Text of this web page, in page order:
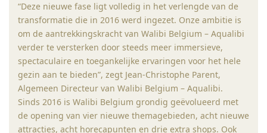
“Deze nieuwe fase ligt volledig in het verlengde van de
transformatie die in 2016 werd ingezet. Onze ambitie is
om de aantrekkingskracht van Walibi Belgium – Aqualibi
verder te versterken door steeds meer immersieve,
spectaculaire en toegankelijke ervaringen voor het hele
gezin aan te bieden”, zegt Jean-Christophe Parent,
Algemeen Directeur van Walibi Belgium – Aqualibi.
Sinds 2016 is Walibi Belgium grondig geëvolueerd met
de opening van vier nieuwe themagebieden, acht nieuwe
attracties, acht horecapunten en drie extra shops. Ook